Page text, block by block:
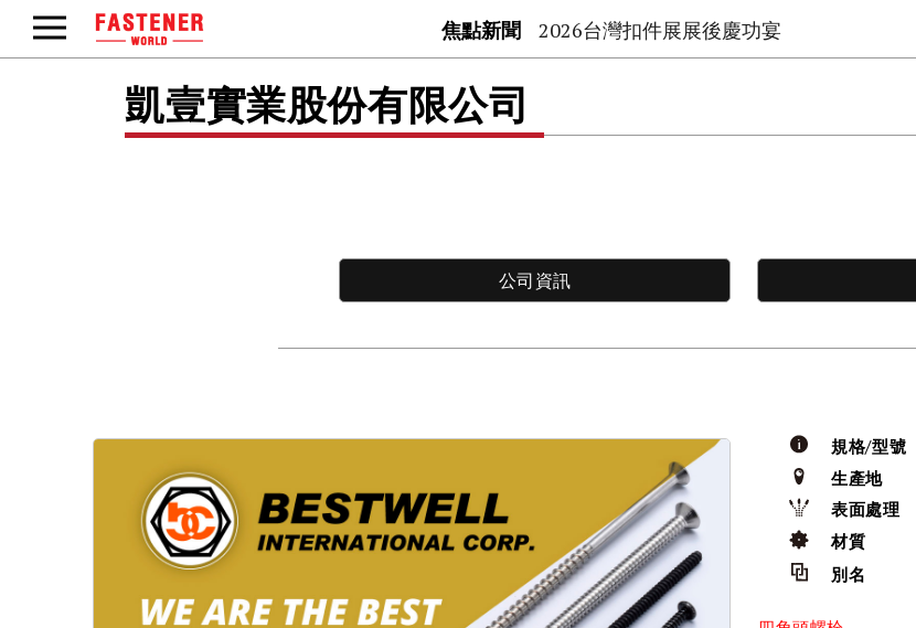
焦點新聞 2026台灣扣件展展後慶功宴
凱壹實業股份有限公司
公司資訊
規格/型號
生產地
表面處理
材質
別名